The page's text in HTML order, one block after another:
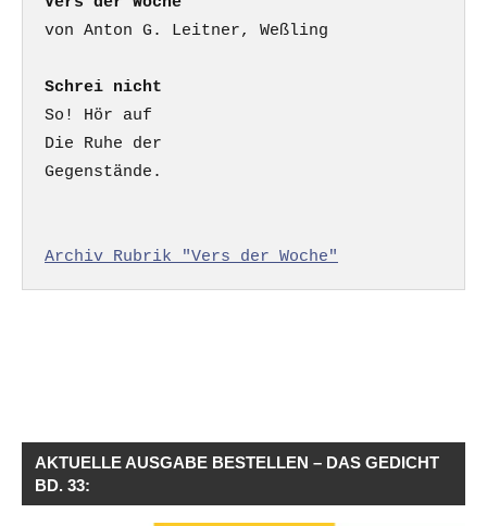
Schrei nicht
So! Hör auf
Die Ruhe der
Gegenstände.
Archiv Rubrik "Vers der Woche"
AKTUELLE AUSGABE BESTELLEN – DAS GEDICHT
BD. 33: